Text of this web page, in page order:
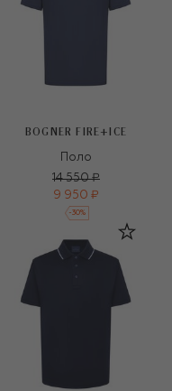
BOGNER FIRE+ICE
Поло
14 550 ₽
9 950 ₽
-30%